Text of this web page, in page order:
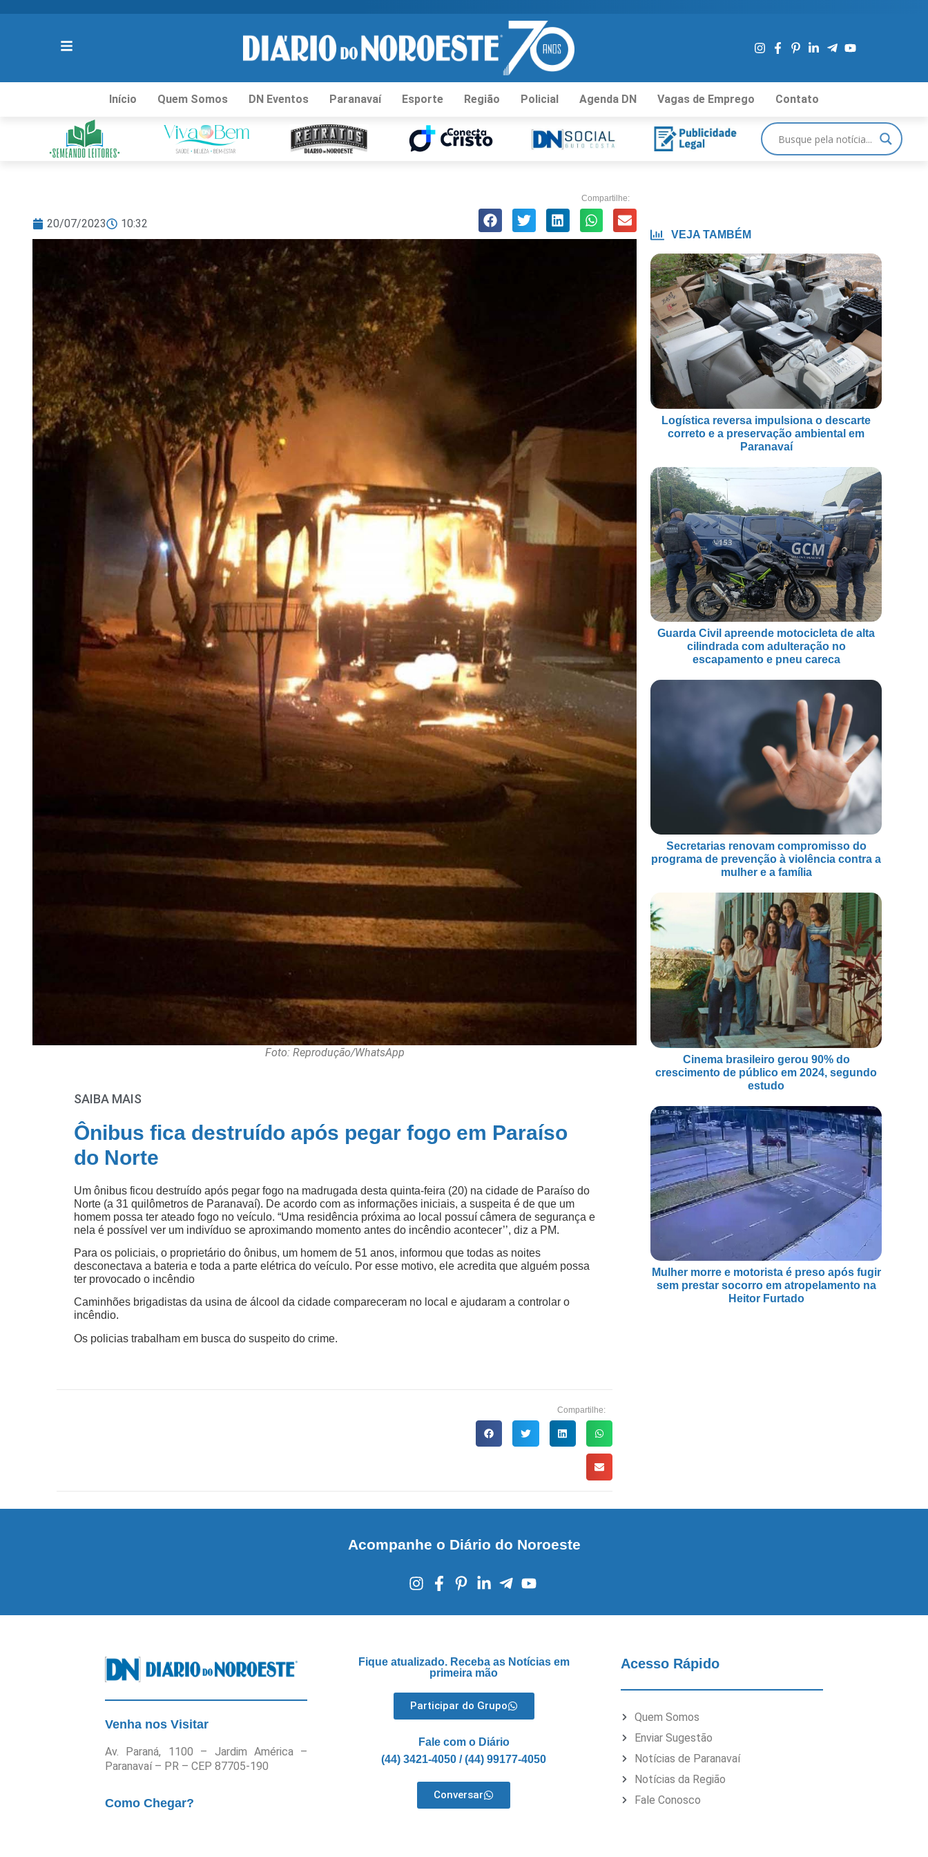
Início Quem Somos DN Eventos Paranavaí Esporte Região Policial Agenda DN Vagas de Emprego Contato
20/07/2023 10:32
Compartilhe:
Foto: Reprodução/WhatsApp
SAIBA MAIS
Ônibus fica destruído após pegar fogo em Paraíso
do Norte
Um ônibus ficou destruído após pegar fogo na madrugada desta quinta-feira (20) na cidade de Paraíso do
Norte (a 31 quilômetros de Paranavaí). De acordo com as informações iniciais, a suspeita é de que um
homem possa ter ateado fogo no veículo. “Uma residência próxima ao local possuí câmera de segurança e
nela é possível ver um indivíduo se aproximando momento antes do incêndio acontecer’’, diz a PM.
Para os policiais, o proprietário do ônibus, um homem de 51 anos, informou que todas as noites
desconectava a bateria e toda a parte elétrica do veículo. Por esse motivo, ele acredita que alguém possa
ter provocado o incêndio
Caminhões brigadistas da usina de álcool da cidade compareceram no local e ajudaram a controlar o
incêndio.
Os policias trabalham em busca do suspeito do crime.
Compartilhe:
VEJA TAMBÉM
Logística reversa impulsiona o descarte
correto e a preservação ambiental em
Paranavaí
Guarda Civil apreende motocicleta de alta
cilindrada com adulteração no
escapamento e pneu careca
Secretarias renovam compromisso do
programa de prevenção à violência contra a
mulher e a família
Cinema brasileiro gerou 90% do
crescimento de público em 2024, segundo
estudo
Mulher morre e motorista é preso após fugir
sem prestar socorro em atropelamento na
Heitor Furtado
Acompanhe o Diário do Noroeste
Venha nos Visitar
Av. Paraná, 1100 – Jardim América –
Paranavaí – PR – CEP 87705-190
Como Chegar?
Fique atualizado. Receba as Notícias em
primeira mão
Participar do Grupo
Fale com o Diário
(44) 3421-4050 / (44) 99177-4050
Conversar
Acesso Rápido
Quem Somos
Enviar Sugestão
Notícias de Paranavaí
Notícias da Região
Fale Conosco